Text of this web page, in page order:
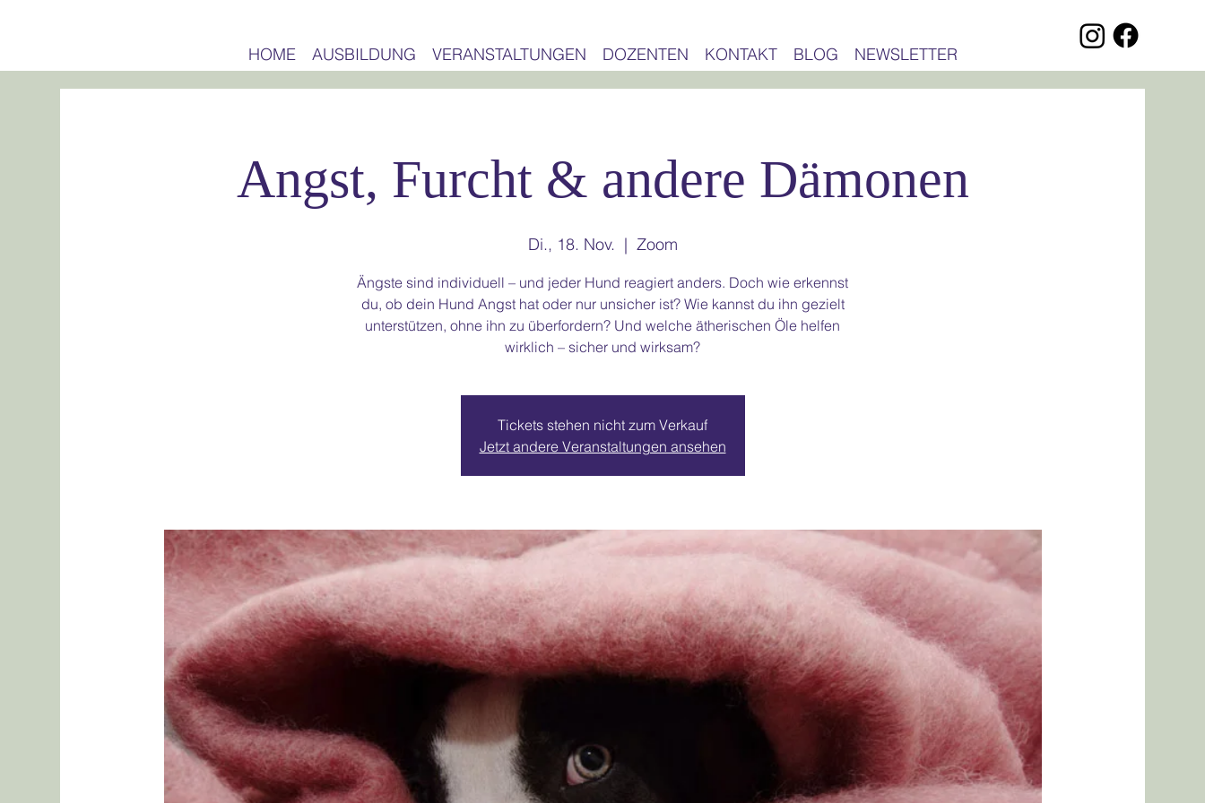
HOME AUSBILDUNG VERANSTALTUNGEN DOZENTEN KONTAKT BLOG NEWSLETTER
Angst, Furcht & andere Dämonen
Di., 18. Nov.
  |
Zoom
Ängste sind individuell – und jeder Hund reagiert anders. Doch wie erkennst
du, ob dein Hund Angst hat oder nur unsicher ist? Wie kannst du ihn gezielt
unterstützen, ohne ihn zu überfordern? Und welche ätherischen Öle helfen
wirklich – sicher und wirksam?
Tickets stehen nicht zum Verkauf
Jetzt andere Veranstaltungen ansehen